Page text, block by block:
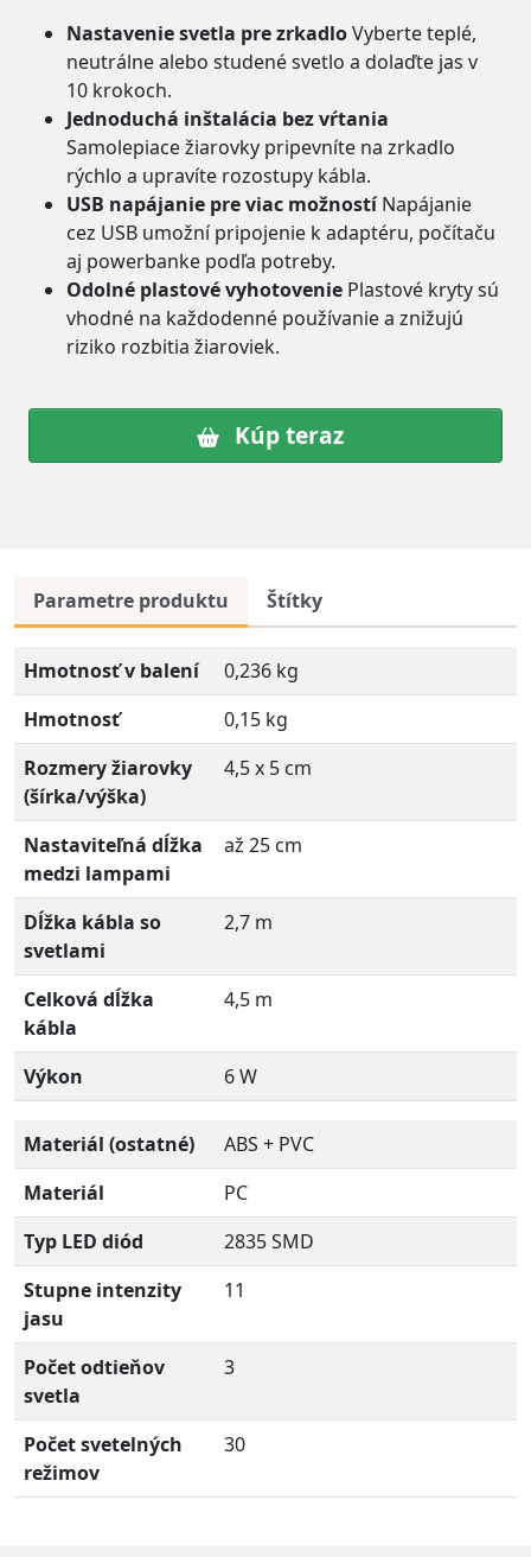
Nastavenie svetla pre zrkadloVyberte teplé,
neutrálne alebo studené svetlo a dolaďte jas v
10 krokoch.
Jednoduchá inštalácia bez vŕtania
Samolepiace žiarovky pripevníte na zrkadlo
rýchlo a upravíte rozostupy kábla.
USB napájanie pre viac možnostíNapájanie
cez USB umožní pripojenie k adaptéru, počítaču
aj powerbanke podľa potreby.
Odolné plastové vyhotovenie Plastové kryty sú
vhodné na každodenné používanie a znižujú
riziko rozbitia žiaroviek.
Kúp teraz
Parametre produktu Štítky
Hmotnosť v balení
0,236 kg
Hmotnosť
0,15 kg
Rozmery žiarovky
(šírka/výška)
4,5 x 5 cm
Nastaviteľná dĺžka
medzi lampami
až 25 cm
Dĺžka kábla so
svetlami
2,7 m
Celková dĺžka
kábla
4,5 m
Výkon 6 W
Materiál (ostatné)
ABS + PVC
Materiál
PC
Typ LED diód
2835 SMD
Stupne intenzity
jasu
11
Počet odtieňov
svetla
3
Počet svetelných
režimov
30